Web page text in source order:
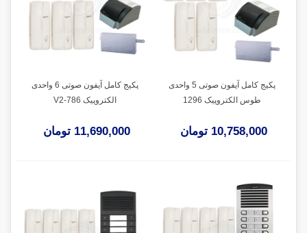
پکیج کامل آیفون صوتی 5 واحدی
طوس الکتروپیک 1296
10,758,000 تومان
پکیج کامل آیفون صوتی 6 واحدی
الکتروپیک V2-786
11,690,000 تومان